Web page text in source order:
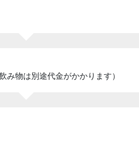
み物は別途代金がかかります）